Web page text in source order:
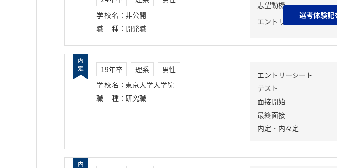
学校名 ： 非公開
職種 ： 開発職
志望動機
エントリーシート
選考体験記
19年卒 理系
男性
学校名 ： 東京大学大学院
職種 ： 研究職
エントリーシート
テスト
面接開始
最終面接
内定・内々定